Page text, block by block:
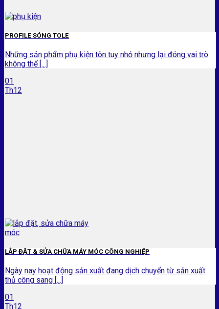
PROFILE SÓNG TOLE
Những sản phẩm phụ kiện tôn tuy nhỏ nhưng lại đóng vai trò
không thể [...]
01
Th12
LẮP ĐẶT & SỬA CHỮA MÁY MÓC CÔNG NGHIỆP
Ngày nay hoạt động sản xuất đang dịch chuyển từ sản xuất
thủ công sang [...]
01
Th12